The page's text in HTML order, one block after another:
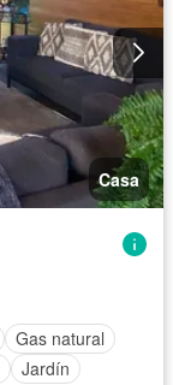
Casa
Gas natural
Jardín